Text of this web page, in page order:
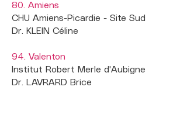
80. Amiens
CHU Amiens-Picardie - Site Sud
Dr. KLEIN Céline
94. Valenton
Institut Robert Merle d'Aubigne
Dr. LAVRARD Brice